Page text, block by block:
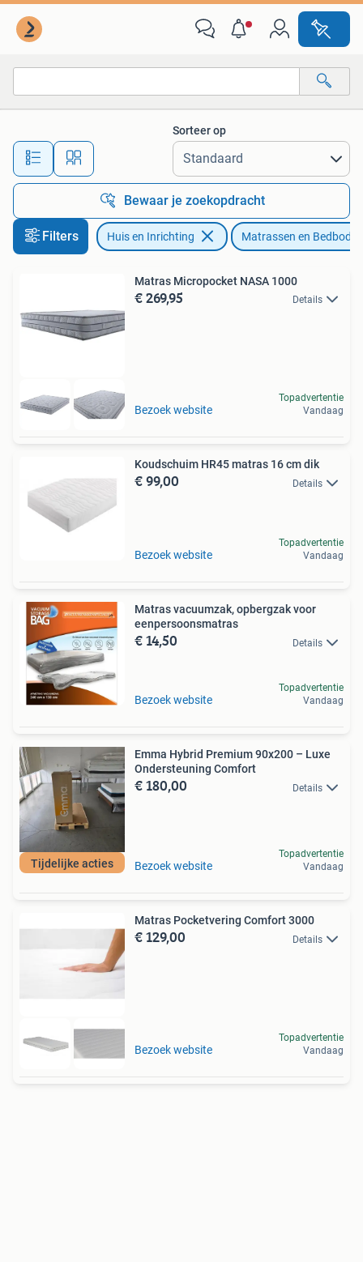
Alle afstanden…
Sorteer op
Bewaar je zoekopdracht
Filters Huis en Inrichting Matrassen en
Matras Micropocket NASA 1000
€ 269,95 Details
Bezoek website
Topadvertentie
Vandaag
Koudschuim HR45 matras 16 cm dik
€ 99,00 Details
Bezoek website
Topadvertentie
Vandaag
Matras vacuumzak, opbergzak voor
eenpersoonsmatras
€ 14,50 Details
Bezoek website
Topadvertentie
Vandaag
Tijdelijke acties
Emma Hybrid Premium 90x200 – Luxe
Ondersteuning Comfort
€ 180,00 Details
Bezoek website
Topadvertentie
Vandaag
Matras Pocketvering Comfort 3000
€ 129,00 Details
Bezoek website
Topadvertentie
Vandaag